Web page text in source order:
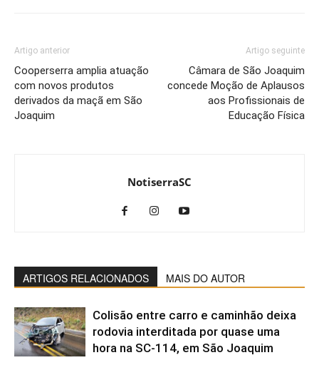
Artigo anterior
Cooperserra amplia atuação
com novos produtos
derivados da maçã em São
Joaquim
Artigo seguinte
Câmara de São Joaquim
concede Moção de Aplausos
aos Profissionais de
Educação Física
NotiserraSC
ARTIGOS RELACIONADOS MAIS DO AUTOR
Colisão entre carro e caminhão deixa
rodovia interditada por quase uma
hora na SC-114, em São Joaquim